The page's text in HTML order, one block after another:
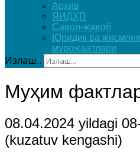
Архив
ЯИДҲП
Савол-жавоб
Юридик ва
мурожаатлари
Излаш...
Муҳим
08.04.2024 yildagi
(kuzatuv kengashi)